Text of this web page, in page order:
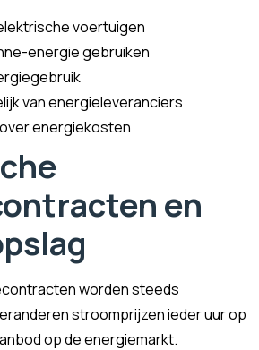
voertuigen
energie gebruiken
van energieleveranciers
energiekosten
en
worden steeds
stroomprijzen ieder uur op
op de energiemarkt.